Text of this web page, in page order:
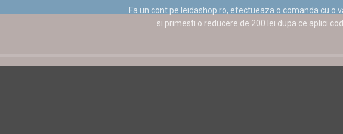
Fa un cont pe leidashop.ro, efectueaza o comanda cu o
si primesti o reducere de 200 lei dupa ce aplici
Cere oferta